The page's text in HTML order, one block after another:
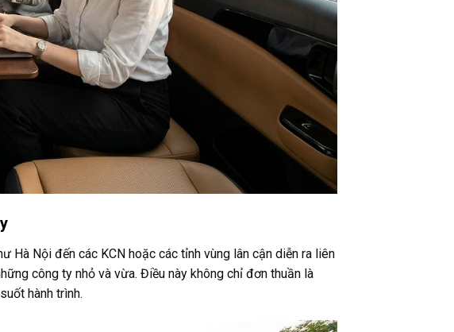
Hà Nội đến các KCN hoặc các tỉnh vùng lân cận diễn ra liên
công ty nhỏ và vừa. Điều này không chỉ đơn thuần là
hành trình.